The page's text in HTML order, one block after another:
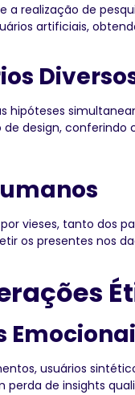
realização de
artificiais,
hipóteses
design,
vieses, tanto dos
os presentes nos
usuários
de insights